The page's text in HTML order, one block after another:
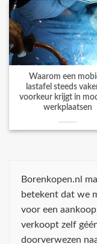
Waarom een
lastafel steeds
voorkeur krijgt in
werkplaatsen
Borenkopen.nl
betekent dat we
voor een
verkoopt zelf
doorverwezen